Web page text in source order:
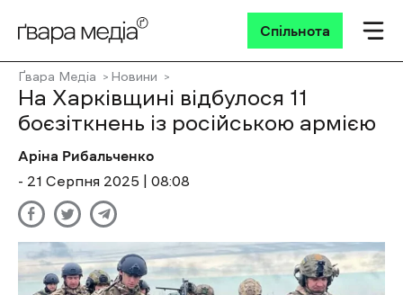
Спільнота
Ґвара Медіа Новини
На Харківщині відбулося 11
боєзіткнень із російською армією
Аріна Рибальченко
- 21 Cерпня 2025 | 08:08